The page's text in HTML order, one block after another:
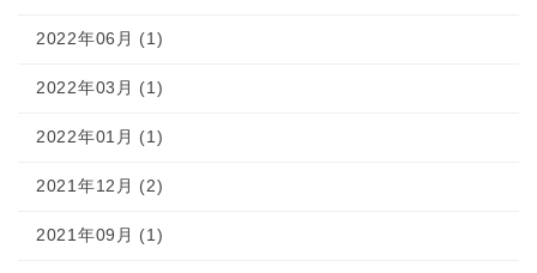
2022年06月 (1)
2022年03月 (1)
2022年01月 (1)
2021年12月 (2)
2021年09月 (1)